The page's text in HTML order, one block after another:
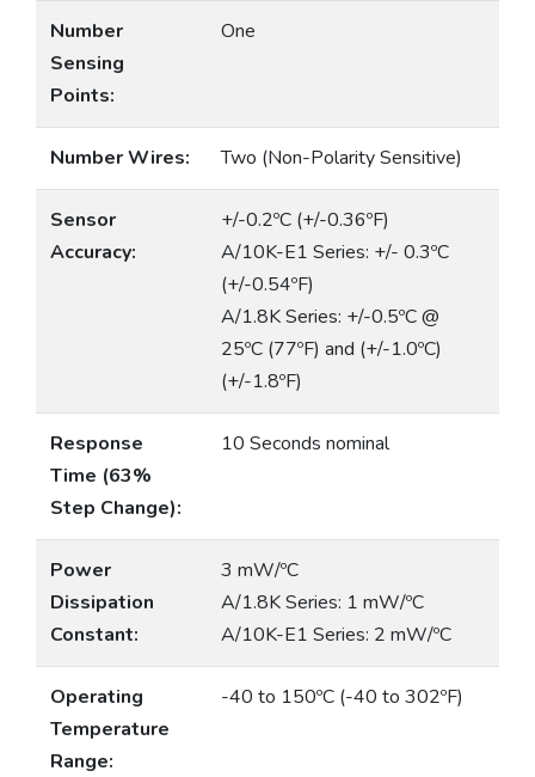
Number
Sensing
Points:
One
Number Wires: Two (Non-Polarity Sensitive)
Sensor
Accuracy:
+/-0.2ºC (+/-0.36ºF)
A/10K-E1 Series: +/- 0.3ºC
(+/-0.54ºF)
A/1.8K Series: +/-0.5ºC @
25ºC (77ºF) and (+/-1.0ºC)
(+/-1.8ºF)
Response
Time (63%
Step Change):
10 Seconds nominal
Power
Dissipation
Constant:
3 mW/ºC
A/1.8K Series: 1 mW/ºC
A/10K-E1 Series: 2 mW/ºC
Operating
Temperature
Range:
-40 to 150ºC (-40 to 302ºF)